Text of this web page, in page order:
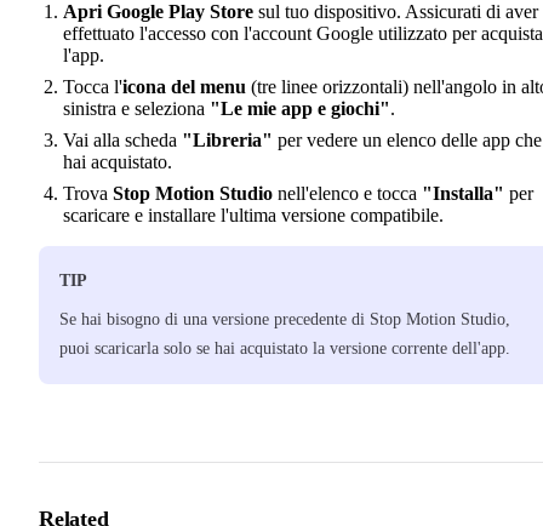
Apri Google Play Store sul tuo dispositivo. Assicurati di aver
effettuato l'accesso con l'account Google utilizzato per
l'app.
Tocca l'icona del menu (tre linee orizzontali) nell'angolo in
sinistra e seleziona "Le mie app e giochi".
Vai alla scheda "Libreria" per vedere un elenco delle app che
hai acquistato.
Trova Stop Motion Studio nell'elenco e tocca "Installa" per
scaricare e installare l'ultima versione compatibile.
TIP
Se hai bisogno di una versione precedente di Stop Motion Studio,
puoi scaricarla solo se hai acquistato la versione corrente dell'app.
Related